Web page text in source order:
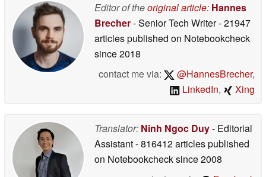
Editor of theoriginal article: Hannes
Brecher- Senior Tech Writer- 21947
articles published on Notebookcheck
since 2018
contact me via:
@HannesBrecher,
LinkedIn, Xing
Translator: Ninh Ngoc Duy- Editorial
Assistant- 816412 articles published
on Notebookchecksince 2008